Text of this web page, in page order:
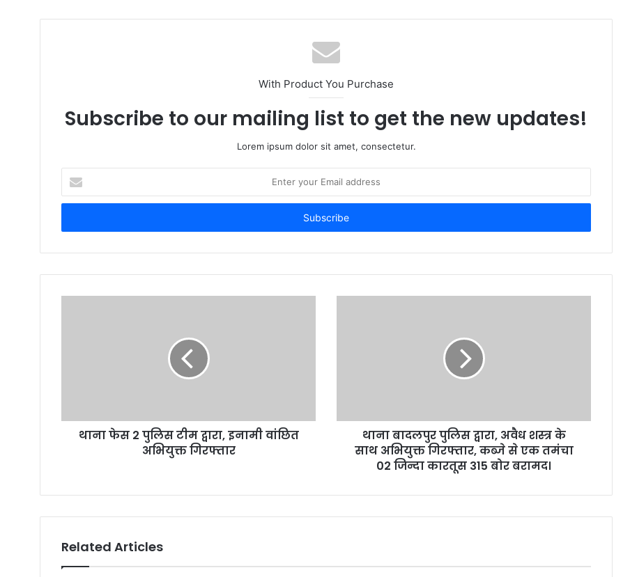
With Product You Purchase
Subscribe to our mailing list to get the new updates!
Lorem ipsum dolor sit amet, consectetur.
your
Email
थाना फेस 2 पुलिस टीम द्वारा, इनामी वांछित
अभियुक्त गिरफ्तार
थाना बादलपुर पुलिस द्वारा, अवैध शस्त्र के
साथ अभियुक्त गिरफ्तार, कब्जे से एक तमंचा
02 जिन्दा कारतूस 315 बोर बरामद।
Related Articles